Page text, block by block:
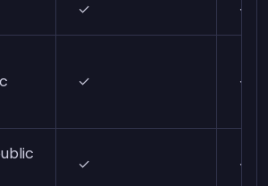
✓ ✓
✓ ✓
✓ ✓